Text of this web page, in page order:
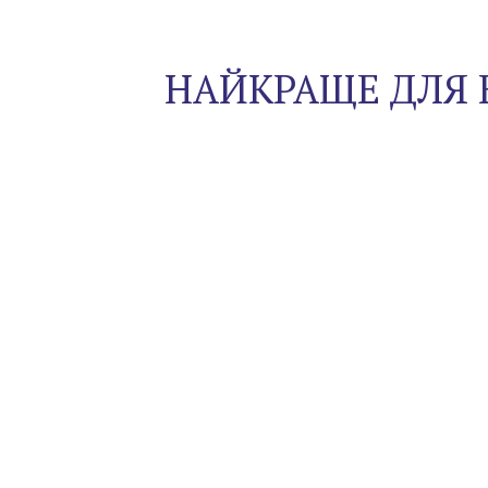
НАЙКРАЩЕ ДЛЯ